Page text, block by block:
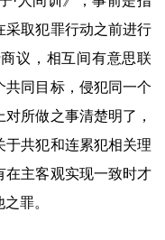
采取犯罪行动之前进行
议，相互间有意思联
共同目标，侵犯同一个
所做之事清楚明了，
于共犯和连累犯相关理
在主客观实现一致时才
罪。